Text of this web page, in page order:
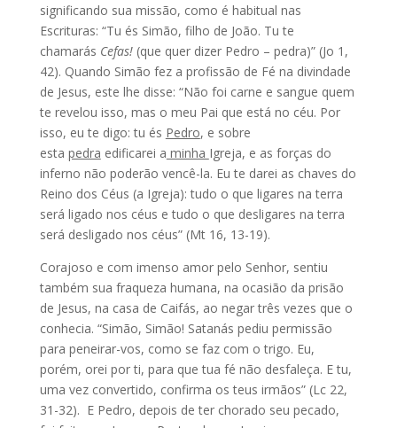
significando sua missão, como é habitual nas
Escrituras: “Tu és Simão, filho de João. Tu te
chamarás Cefas!(que quer dizer Pedro – pedra)” (Jo 1,
42). Quando Simão fez a profissão de Fé na divindade
de Jesus, este lhe disse: “Não foi carne e sangue quem
te revelou isso, mas o meu Pai que está no céu. Por
isso, eu te digo: tu és Pedro, e sobre
esta pedra edificarei a minha Igreja, e as forças do
inferno não poderão vencê-la. Eu te darei as chaves do
Reino dos Céus (a Igreja): tudo o que ligares na terra
será ligado nos céus e tudo o que desligares na terra
será desligado nos céus” (Mt 16, 13-19).
Corajoso e com imenso amor pelo Senhor, sentiu
também sua fraqueza humana, na ocasião da prisão
de Jesus, na casa de Caifás, ao negar três vezes que o
conhecia. “Simão, Simão! Satanás pediu permissão
para peneirar-vos, como se faz com o trigo. Eu,
porém, orei por ti, para que tua fé não desfaleça. E tu,
uma vez convertido, confirma os teus irmãos” (Lc 22,
31-32). E Pedro, depois de ter chorado seu pecado,